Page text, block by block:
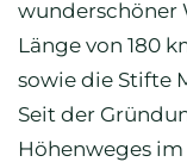
wunderschöner
Länge von 180
sowie die Stifte
Seit der
Höhenweges im